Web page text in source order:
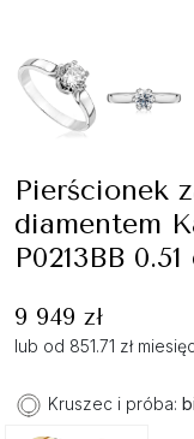
Pierścionek
diamentem
P0213BB
9 949 zł
lub od 851.71 zł
Kruszec i próba: